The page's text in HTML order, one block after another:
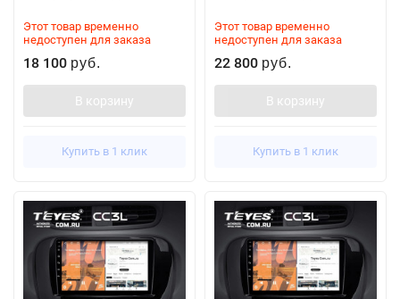
Этот товар временно
недоступен для заказа
18 100 руб.
В корзину
Купить в 1 клик
Этот товар временно
недоступен для заказа
22 800 руб.
В корзину
Купить в 1 клик